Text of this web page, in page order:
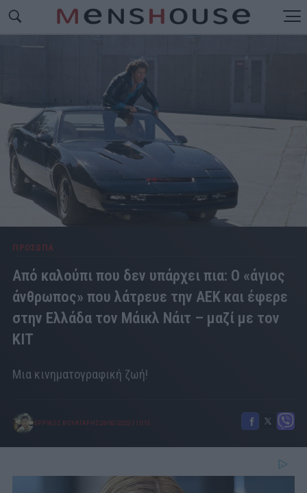
ΠΡΟΣΩΠΑ
Από καλούπι που δεν υπάρχει πια: Ο «άγιος
άνθρωπος» που λάτρευε την ΑΕΚ και έφερε
στην Ελλάδα τον Μάικλ Νάιτ – μαζί με τον
ΚΙΤ
Μια κινηματογραφική ζωή!
ΕΡΡΙΚΟΣ ΒΟΥΛΓΑΡΗΣ 26/05/2023 10:15